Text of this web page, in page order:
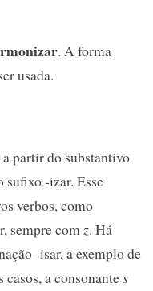
. A forma
usada.
partir do substantivo
sufixo -izar. Esse
verbos, como
sempre comz. Há
-isar, a exemplo de
casos, a consonantes